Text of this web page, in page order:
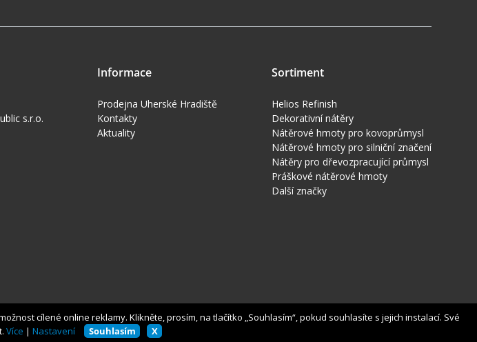
s.r.o.
Informace
Prodejna Uherské Hradiště
Kontakty
Aktuality
Sortiment
Helios Refinish
Dekorativní nátěry
Nátěrové hmoty pro kovoprůmysl
Nátěrové hmoty pro silniční značení
Nátěry pro dřevozpracující průmysl
Práškové nátěrové hmoty
Další značky
cílené online reklamy. Klikněte, prosím, na tlačítko „Souhlasím“, pokud souhlasíte s jejich instalací. Své
Více | Nastavení Souhlasím X